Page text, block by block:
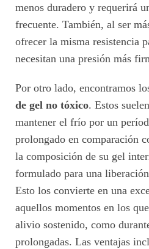
menos duradero y requerirá
frecuente. También, al ser
ofrecer la misma resistencia
necesitan una presión más
Por otro lado, encontramos
de gel no tóxico. Estos
mantener el frío por un
prolongado en comparación
la composición de su gel
formulado para una
Esto los convierte en una
aquellos momentos en los
alivio sostenido, como
prolongadas. Las ventajas